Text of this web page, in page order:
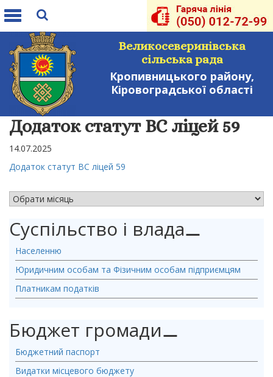
Toggle
Великосеверинівська
сільська рада
Кропивницького району,
Кіровоградської області
Додаток статут ВС ліцей 59
14.07.2025
Додаток статут ВС ліцей 59
Суспільство і влада⚊
Населенню
Юридичним особам та Фізичним особам підприємцям
Платникам податків
Бюджет громади⚊
Бюджетний паспорт
Видатки місцевого бюджету